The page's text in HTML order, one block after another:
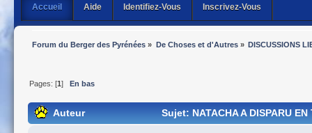
Accueil Aide Identifiez-Vous Inscrivez-Vous
Forum du Berger des Pyrénées » De Choses et d'Autres» DISCUSSIONS
Pages: [1] En bas
Auteur Sujet: NATACHA A DISPARU